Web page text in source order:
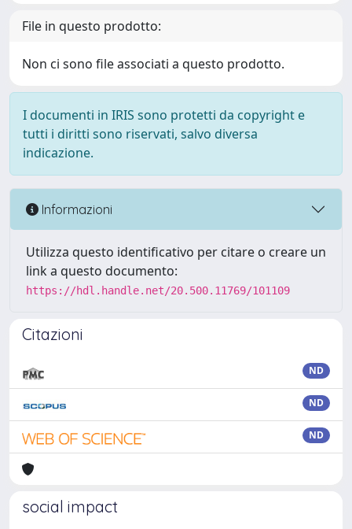
File in questo prodotto:
Non ci sono file associati a questo prodotto.
I documenti in IRIS sono protetti da copyright e
tutti i diritti sono riservati, salvo diversa
indicazione.
Informazioni
Utilizza questo identificativo per citare o creare un
link a questo documento:
https://hdl.handle.net/20.500.11769/101109
Citazioni
ND
ND
ND
social impact